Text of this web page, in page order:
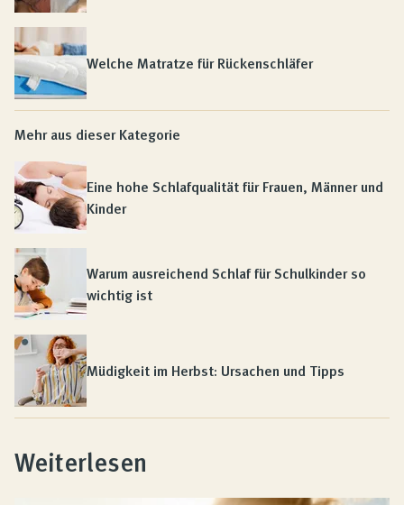
Welche Matratze für Rückenschläfer
Mehr aus dieser Kategorie
Eine hohe Schlafqualität für Frauen, Männer und
Kinder
Warum ausreichend Schlaf für Schulkinder so
wichtig ist
Müdigkeit im Herbst: Ursachen und Tipps
Weiterlesen